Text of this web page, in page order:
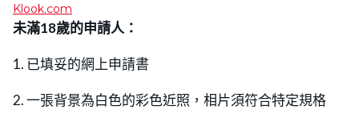
Klook.com
未滿18歲的申請人：
1. 已填妥的網上申請書
2. 一張背景為白色的彩色近照，相片須符合特定規格